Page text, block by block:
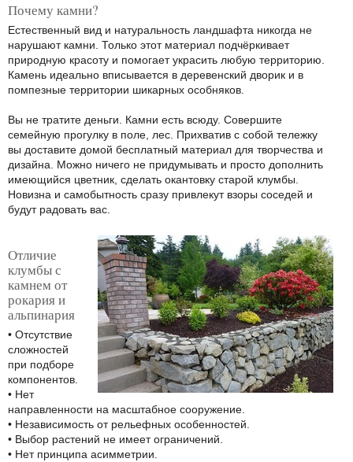
Почему камни?
Естественный вид и натуральность ландшафта никогда не
нарушают камни. Только этот материал подчёркивает
природную красоту и помогает украсить любую территорию.
Камень идеально вписывается в деревенский дворик и в
помпезные территории шикарных особняков.
Вы не тратите деньги. Камни есть всюду. Совершите
семейную прогулку в поле, лес. Прихватив с собой тележку
вы доставите домой бесплатный материал для творчества и
дизайна. Можно ничего не придумывать и просто дополнить
имеющийся цветник, сделать окантовку старой клумбы.
Новизна и самобытность сразу привлекут взоры соседей и
будут радовать вас.
Отличие
клумбы с
камнем от
рокария и
альпинария
• Отсутствие
сложностей
при подборе
компонентов.
• Нет
направленности на масштабное сооружение.
• Независимость от рельефных особенностей.
• Выбор растений не имеет ограничений.
• Нет принципа асимметрии.